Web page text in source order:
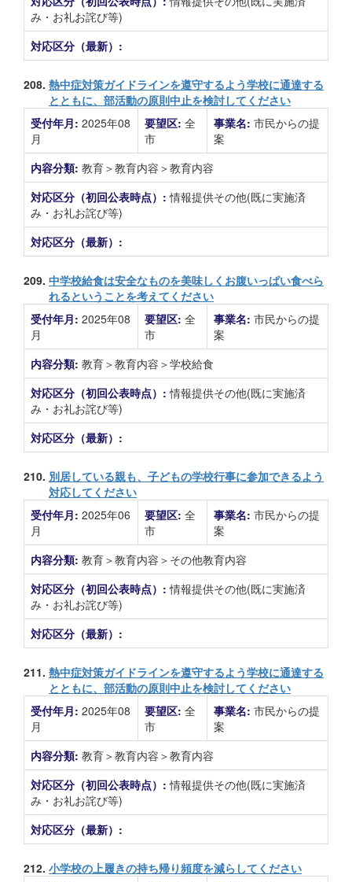
み・お礼お詫び等)
対応区分（最新）:
208. 熱中症対策ガイドラインを遵守するよう学校に通達する
とともに、部活動の原則中止を検討してください
受付年月: 2025年08
月
要望区: 全
市
事業名: 市民からの提
案
内容分類: 教育＞教育内容＞教育内容
対応区分（初回公表時点）:情報提供その他(既に実施済
み・お礼お詫び等)
対応区分（最新）:
209. 中学校給食は安全なものを美味しくお腹いっぱい食べら
れるということを考えてください
受付年月: 2025年08
月
要望区: 全
市
事業名: 市民からの提
案
内容分類: 教育＞教育内容＞学校給食
対応区分（初回公表時点）:情報提供その他(既に実施済
み・お礼お詫び等)
対応区分（最新）:
210. 別居している親も、子どもの学校行事に参加できるよう
対応してください
受付年月: 2025年06
月
要望区: 全
市
事業名: 市民からの提
案
内容分類: 教育＞教育内容＞その他教育内容
対応区分（初回公表時点）:情報提供その他(既に実施済
み・お礼お詫び等)
対応区分（最新）:
211. 熱中症対策ガイドラインを遵守するよう学校に通達する
とともに、部活動の原則中止を検討してください
受付年月: 2025年08
月
要望区: 全
市
事業名: 市民からの提
案
内容分類: 教育＞教育内容＞教育内容
対応区分（初回公表時点）:情報提供その他(既に実施済
み・お礼お詫び等)
対応区分（最新）:
212. 小学校の上履きの持ち帰り頻度を減らしてください